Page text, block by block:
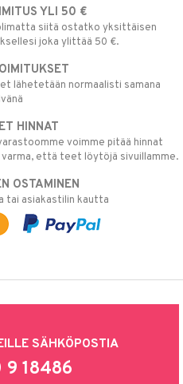
YLI 50 €
siitä ostatko yksittäisen
joka ylittää 50 €.
lähetetään normaalisti samana
HINNAT
voimme pitää hinnat
varma, että teet löytöjä sivuillamme.
OSTAMINEN
tai asiakastilin kautta
SÄHKÖPOSTIA
18486